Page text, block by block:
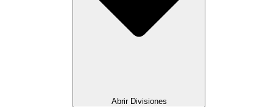
Abrir Divisiones